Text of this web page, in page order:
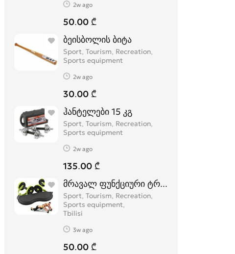
2w ago
50.00 ₾
ბეისბოლის ბიტა
Sport, Tourism, Recreation,
Sports equipment
2w ago
30.00 ₾
ჰანტელები 15 კგ
Sport, Tourism, Recreation,
Sports equipment
2w ago
135.00 ₾
მრავალ ფუნქციური ტრენაჟორი
Sport, Tourism, Recreation,
Sports equipment
Tbilisi
3w ago
50.00 ₾